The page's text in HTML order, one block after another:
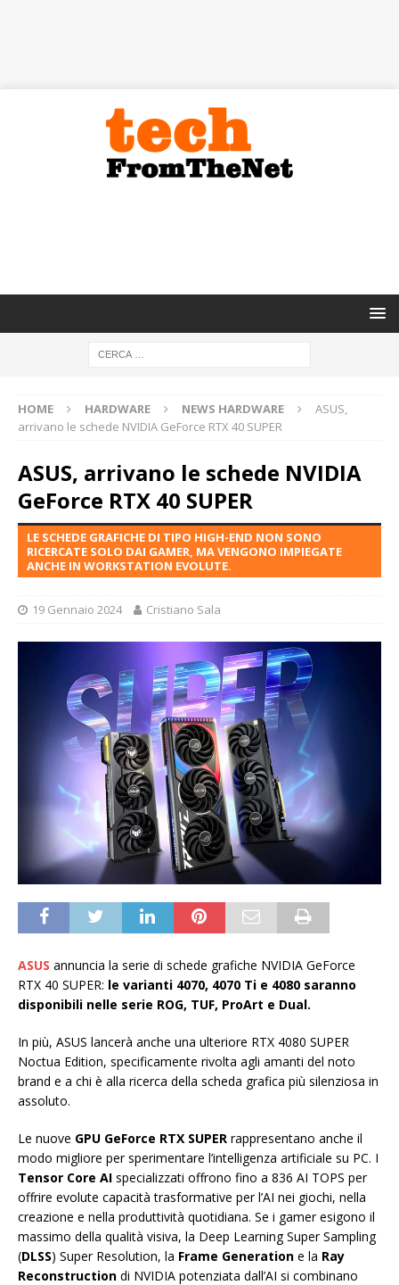
HOME HARDWARE NEWS HARDWARE
ASUS,
arrivano le schede NVIDIA GeForce RTX 40 SUPER
ASUS, arrivano le schede NVIDIA
GeForce RTX 40 SUPER
LE SCHEDE GRAFICHE DI TIPO HIGH-END NON SONO
RICERCATE SOLO DAI GAMER, MA VENGONO IMPIEGATE
ANCHE IN WORKSTATION EVOLUTE.
19 Gennaio 2024 Cristiano Sala
ASUS annuncia la serie di schede grafiche NVIDIA GeForce
RTX 40 SUPER: le varianti 4070, 4070 Ti e 4080 saranno
disponibili nelle serie ROG, TUF, ProArt e Dual.
In più, ASUS lancerà anche una ulteriore RTX 4080 SUPER
Noctua Edition, specificamente rivolta agli amanti del noto
brand e a chi è alla ricerca della scheda grafica più silenziosa in
assoluto.
Le nuove GPU GeForce RTX SUPER rappresentano anche il
modo migliore per sperimentare l’intelligenza artificiale su PC. I
Tensor Core AI specializzati offrono fino a 836 AI TOPS per
offrire evolute capacità trasformative per l’AI nei giochi, nella
creazione e nella produttività quotidiana. Se i gamer esigono il
massimo della qualità visiva, la Deep Learning Super Sampling
(DLSS) Super Resolution, la Frame Generation e la Ray
Reconstruction di NVIDIA potenziata dall’AI si combinano